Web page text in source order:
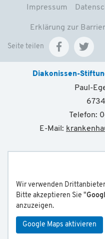
Impressum
Erklärung zur
Seite teilen
Diakonissen-
Paul-
Telefon:
E-Mail:
Wir verwenden
Bitte akzeptieren Sie "
anzuzeigen.
Google Maps aktivieren